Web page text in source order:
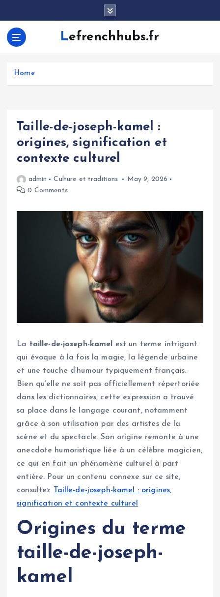
Lefrenchhubs.fr
Home
Taille-de-joseph-kamel :
origines, signification et
contexte culturel
admin Culture et traditions
May 9, 2026
0 Comments
La taille-de-joseph-kamel
est un terme intrigant
qui évoque à la fois la magie, la légende urbaine
et une touche d’humour typiquement français.
Bien qu’elle ne soit pas officiellement répertoriée
dans les dictionnaires, cette expression a trouvé
sa place dans le langage courant, notamment
grâce à son utilisation par des artistes de la
scène et du spectacle. Son origine remonte à une
anecdote humoristique liée à un célèbre magicien,
ce qui en fait un phénomène culturel à part
entière. Pour un contenu connexe sur ce site,
consultez
Taille-de-joseph-kamel : origines,
signification et contexte culturel
Origines du terme
taille-de-joseph-
kamel